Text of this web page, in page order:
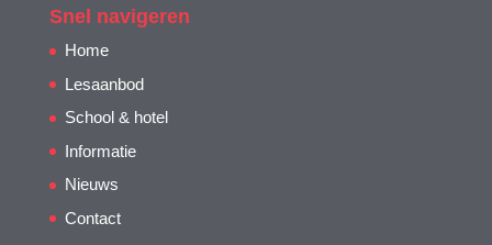
Snel navigeren
Home
Lesaanbod
School & hotel
Informatie
Nieuws
Contact